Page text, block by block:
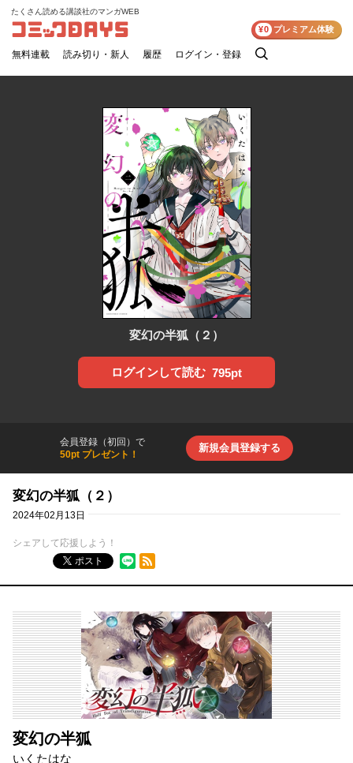
コミックDAYS
たくさん読める講談社のマンガWEB
無料連載 読み切り・新人 履歴 ログイン・登録
検
¥0 プレミアム体験
変幻の半狐（２）
ログインして読む 795pt
会員登録（初回）で
50pt プレゼント！
新規会員登録する
変幻の半狐（２）
2024年02月13日
シェアして応援しよう！
ポスト
RSSフィード
変幻の半狐
いくたはな